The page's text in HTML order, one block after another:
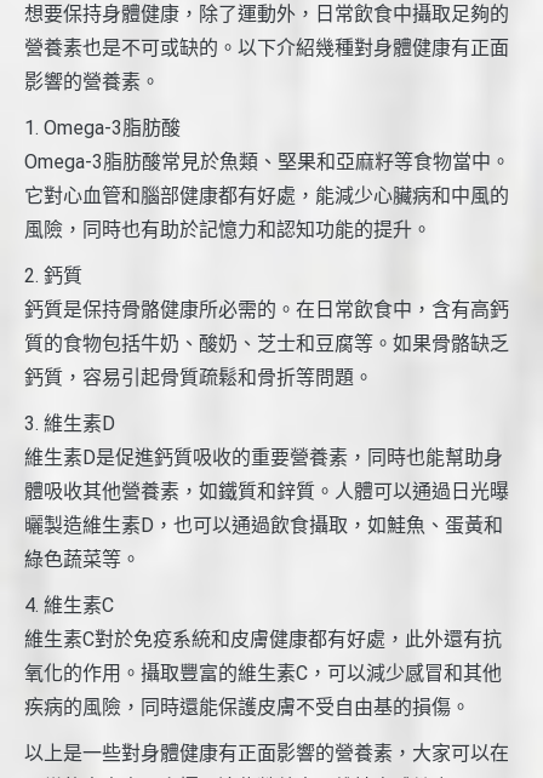
想要保持身體健康，除了運動外，日常飲食中攝取足夠的
營養素也是不可或缺的。以下介紹幾種對身體健康有正面
影響的營養素。
1. Omega-3脂肪酸
Omega-3脂肪酸常見於魚類、堅果和亞麻籽等食物當中。
它對心血管和腦部健康都有好處，能減少心臟病和中風的
風險，同時也有助於記憶力和認知功能的提升。
2. 鈣質
鈣質是保持骨骼健康所必需的。在日常飲食中，含有高鈣
質的食物包括牛奶、酸奶、芝士和豆腐等。如果骨骼缺乏
鈣質，容易引起骨質疏鬆和骨折等問題。
3. 維生素D
維生素D是促進鈣質吸收的重要營養素，同時也能幫助身
體吸收其他營養素，如鐵質和鋅質。人體可以通過日光曝
曬製造維生素D，也可以通過飲食攝取，如鮭魚、蛋黃和
綠色蔬菜等。
4. 維生素C
維生素C對於免疫系統和皮膚健康都有好處，此外還有抗
氧化的作用。攝取豐富的維生素C，可以減少感冒和其他
疾病的風險，同時還能保護皮膚不受自由基的損傷。
以上是一些對身體健康有正面影響的營養素，大家可以在